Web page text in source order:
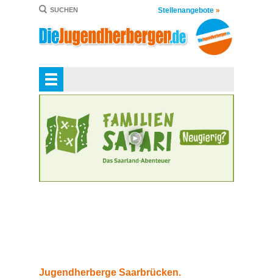
SUCHEN Stellenangebote »
Jugendherberge Saarbrücken.